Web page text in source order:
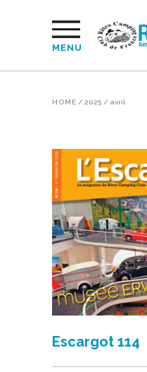
MENU
HOME / 2025 / avril
Escargot 114